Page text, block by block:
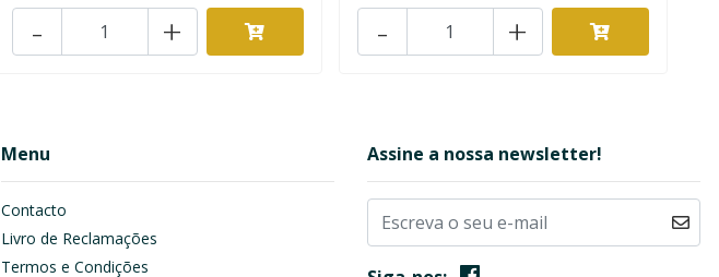
+
- +
-
Menu
Contacto
Livro de Reclamações
Termos e Condições
Assine a nossa newsletter!